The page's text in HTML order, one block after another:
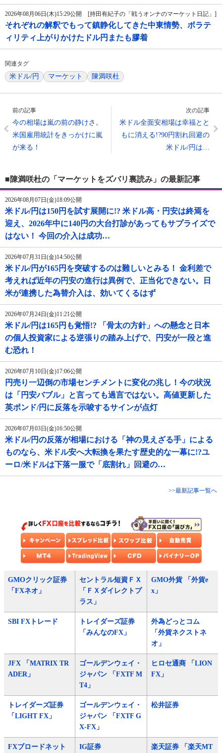
2026年08月06日(木)15:29公開 [持田有紀子の「戦うオンナのマーケット日記」]
それぞれの解釈でもって鎮静化してきた中東情勢、ボラテ
ィリティ上がりかけたドル円またも膠着
関連タグ
米ドル/円 マーケット 陳満咲杜
前の記事
今の相場は嵐の前の静けさ。
米国雇用統計をきっかけに嵐
が来る！
次の記事
米ドル全面安相場は幸福とと
もに消える!?90円割れ回避の
米ドル/円は…
■陳満咲杜の「マーケットをズバリ裏読み」の最新記事
2026年08月07日(金)18:09公開
米ドル/円は150円を試す展開に!? 米ドル高・円安は終焉を
迎え、2026年中に140円の大台打診があってもサプライズで
はない！ 今回の介入は成功…
2026年07月31日(金)14:50公開
米ドル/円が165円を突破するのは難しいとみる！ 金利差で
考えれば近年の円安の進行は異例で、正当化できない。日
米が連携した為替介入は、効いてくるはず
2026年07月24日(金)11:21公開
米ドル/円は165円も覚悟!? 「骨太の方針」への懸念と日本
の個人投資家による逆張りの踏み上げで、円安が一段と進
む恐れ！
2026年07月10日(金)17:06公開
円売り一辺倒の市場センチメントに変化の兆し！今の状況
は「円安バブル」と言っても過言ではない。高値更新した
英ポンド/円に反落を示唆するサインが点灯
2026年07月03日(金)16:50公開
米ドル/円の反落が相場における「神の見えざる手」による
ものなら、米ドル安へ大転換を果たす歴史的な一幕に!?ユ
ーロ/米ドルは下落一服で「底割れ」回避の…
>>最新記事一覧へ
GMOクリック証券
「FXネオ」
セントラル短資ＦＸ
「ＦＸダイレクトプ
ラス」
GMO外貨 「外貨e
x」
SBI FXトレード
トレイダーズ証券
「みんなのFX」
外為どっとコム
「外貨ネクストネ
オ」
JFX 「MATRIX TR
ADER」
ゴールデンウェイ・
ジャパン 「FXTF M
T4」
ヒロセ通商 「LION
FX」
トレイダーズ証券
「LIGHT FX」
ゴールデンウェイ・
ジャパン 「FXTF G
X-FX」
松井証券
FXブロードネット IG証券
楽天証券 「楽天MT